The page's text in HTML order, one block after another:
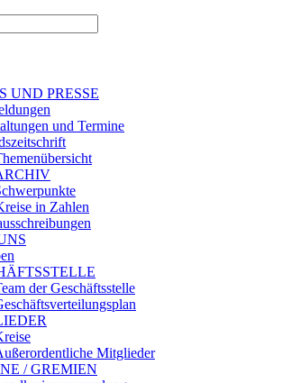
UND PRESSE
und Termine
in Zahlen
der Geschäftsstelle
Mitglieder
/ GREMIEN